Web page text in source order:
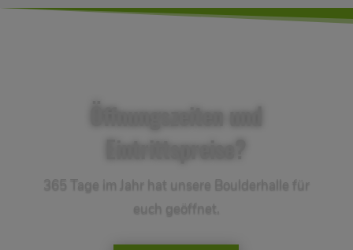
Öffnungszeiten und
Eintrittspreise?
365 Tage im Jahr hat unsere Boulderhalle für
euch geöffnet.